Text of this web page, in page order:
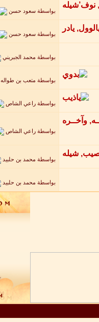
بواسطة سعود حسن
بواسطة سعود حسن
بواسطة محمد الجبريني
بواسطة متعب بن طواله
بواسطة راعي الشاص
بواسطة راعي الشاص
بواسطة محمد بن حلبيد
بواسطة محمد بن حلبيد